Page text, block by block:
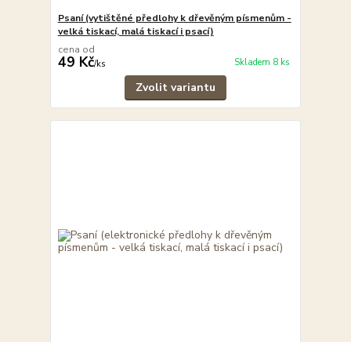
Psaní (vytištěné předlohy k dřevěným písmenům -
velká tiskací, malá tiskací i psací)
cena od
49 Kč/ks Skladem 8 ks
Zvolit variantu